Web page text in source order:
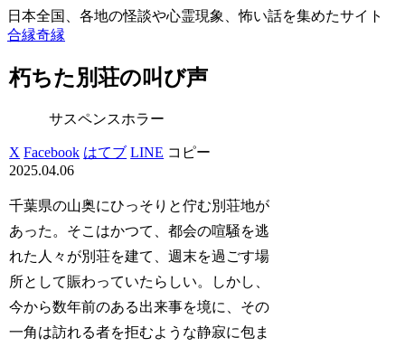
日本全国、各地の怪談や心霊現象、怖い話を集めたサイト
合縁奇縁
朽ちた別荘の叫び声
サスペンスホラー
X Facebook はてブ LINE コピー
2025.04.06
千葉県の山奥にひっそりと佇む別荘地が
あった。そこはかつて、都会の喧騒を逃
れた人々が別荘を建て、週末を過ごす場
所として賑わっていたらしい。しかし、
今から数年前のある出来事を境に、その
一角は訪れる者を拒むような静寂に包ま